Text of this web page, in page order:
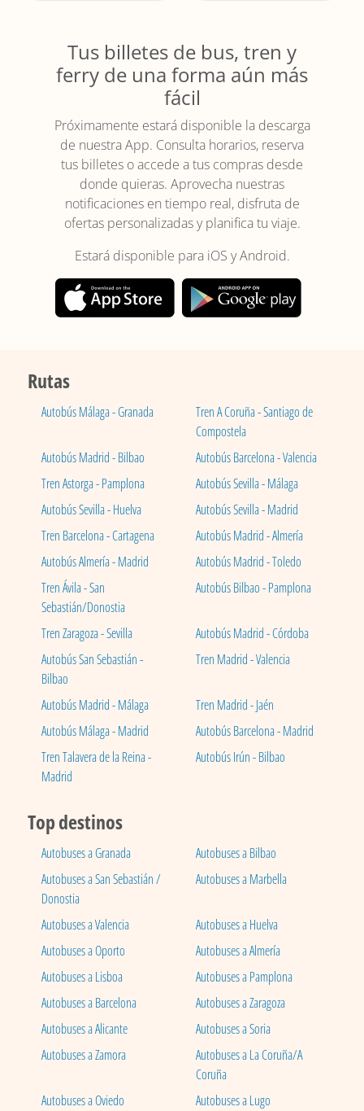
Tus billetes de bus, tren y
ferry de una forma aún más
fácil
Próximamente estará disponible la descarga
de nuestra App. Consulta horarios, reserva
tus billetes o accede a tus compras desde
donde quieras. Aprovecha nuestras
notificaciones en tiempo real, disfruta de
ofertas personalizadas y planifica tu viaje.
Estará disponible para iOS y Android.
Rutas
Autobús Málaga - Granada
Tren A Coruña - Santiago de
Compostela
Autobús Madrid - Bilbao
Autobús Barcelona - Valencia
Tren Astorga - Pamplona
Autobús Sevilla - Málaga
Autobús Sevilla - Huelva
Autobús Sevilla - Madrid
Tren Barcelona - Cartagena
Autobús Madrid - Almería
Autobús Almería - Madrid
Autobús Madrid - Toledo
Tren Ávila - San
Sebastián/Donostia
Autobús Bilbao - Pamplona
Tren Zaragoza - Sevilla
Autobús Madrid - Córdoba
Autobús San Sebastián -
Bilbao
Tren Madrid - Valencia
Autobús Madrid - Málaga
Tren Madrid - Jaén
Autobús Málaga - Madrid
Autobús Barcelona - Madrid
Tren Talavera de la Reina -
Madrid
Autobús Irún - Bilbao
Top destinos
Autobuses a Granada
Autobuses a Bilbao
Autobuses a San Sebastián /
Donostia
Autobuses a Marbella
Autobuses a Valencia
Autobuses a Huelva
Autobuses a Oporto
Autobuses a Almería
Autobuses a Lisboa
Autobuses a Pamplona
Autobuses a Barcelona
Autobuses a Zaragoza
Autobuses a Alicante
Autobuses a Soria
Autobuses a Zamora
Autobuses a La Coruña/A
Coruña
Autobuses a Oviedo
Autobuses a Lugo